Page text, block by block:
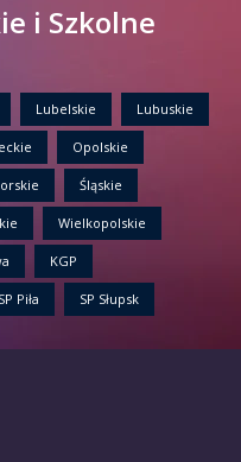
i Szkolne
Lubelskie Lubuskie
Opolskie
Śląskie
Wielkopolskie
KGP
SP Piła SP Słupsk